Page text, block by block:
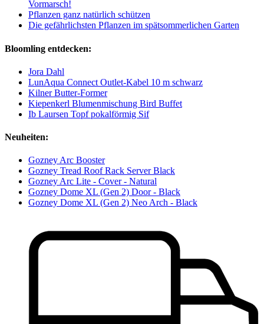
Vormarsch!
Pflanzen ganz natürlich schützen
Die gefährlichsten Pflanzen im spätsommerlichen Garten
Bloomling entdecken:
Jora Dahl
LunAqua Connect Outlet-Kabel 10 m schwarz
Kilner Butter-Former
Kiepenkerl Blumenmischung Bird Buffet
Ib Laursen Topf pokalförmig Sif
Neuheiten:
Gozney Arc Booster
Gozney Tread Roof Rack Server Black
Gozney Arc Lite - Cover - Natural
Gozney Dome XL (Gen 2) Door - Black
Gozney Dome XL (Gen 2) Neo Arch - Black